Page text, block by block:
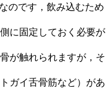
のです，飲み込むため
に固定しておく必要が
が触れられますが，そ
ガイ舌骨筋など）があ